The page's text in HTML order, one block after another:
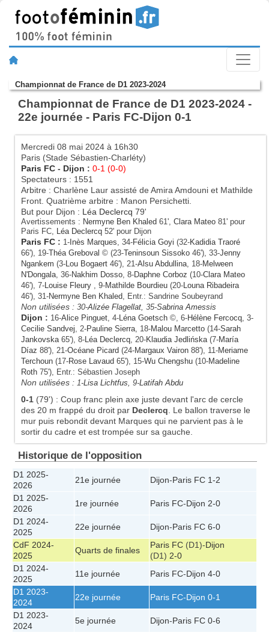
Championnat de France de D1 2023-2024
Championnat de France de D1 2023-2024 -
22e journée - Paris FC-Dijon 0-1
Mercredi 08 mai 2024 à 16h30
Paris (Stade Sébastien-Charléty)
Paris FC - Dijon : 0-1 (0-0)
Spectateurs : 1551
Arbitre : Charlène Laur assisté de Amira Amdouni et Mathilde
Front. Quatrième arbitre : Manon Persichetti.
But pour Dijon : Léa Declercq 79'
Avertissements : Nermyne Ben Khaled 61', Clara Mateo 81' pour
Paris FC, Léa Declercq 52' pour Dijon
Paris FC : 1- Inès Marques, 34-Félicia Goyi (32-Kadidia Traoré
66'), 19-Théa Greboval © (23-Teninsoun Sissoko 46'), 33-Jenny
Ngankem (3-Lou Bogaert 46'), 21-Alsu Abdullina, 18-Melween
N'Dongala, 36-Nakhim Dosso, 8-Daphne Corboz (10-Clara Mateo
46'), 7-Louise Fleury , 9-Mathilde Bourdieu (20-Louna Ribadeira
46'), 31-Nermyne Ben Khaled, Entr.: Sandrine Soubeyrand
Non utilisées : 30-Alizée Flagellat, 35-Sabrina Amessis
Dijon : 16-Alice Pinguet, 4-Léna Goetsch ©, 6-Hélène Fercocq, 3-
Cecilie Sandvej, 2-Pauline Sierra, 18-Malou Marcetto (14-Sarah
Jankovska65'), 8-Léa Declercq, 20-Klaudia Jedlińska(7-María
Díaz 88'), 21-Océane Picard (24-Margaux Vairon 88'), 11-Meriame
Terchoun (17-Rose Lavaud 65'), 15-Wu Chengshu (10-Madeline
Roth 75'), Entr.: Sébastien Joseph
Non utilisées : 1-Lisa Lichtfus, 9-Latifah Abdu
0-1 (79') : Coup franc plein axe juste devant l'arc de cercle
des 20 m frappé du droit par Declercq . Le ballon traverse le
mur puis rebondit devant Marques qui ne parvient pas à le
sortir du cadre et est trompée sur sa gauche.
Historique de l'opposition
D1 2025-
2026
21e journée Dijon-Paris FC 1-2
D1 2025-
2026
1re journée Paris FC-Dijon 2-0
D1 2024-
2025
22e journée Dijon-Paris FC 6-0
CdF 2024-
2025
Quarts de finales
Paris FC (D1)-Dijon
(D1) 2-0
D1 2024-
2025
11e journée Paris FC-Dijon 4-0
D1 2023-
2024
22e journée Paris FC-Dijon 0-1
D1 2023-
2024
5e journée Dijon-Paris FC 0-6